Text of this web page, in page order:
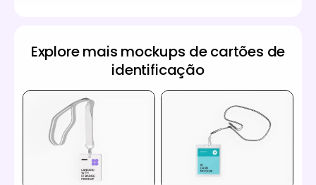
Explore mais mockups de cartões de
identificação